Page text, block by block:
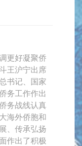
更好凝聚侨
王沪宁出席
书记、国家
务工作作出
务战线认真
海外侨胞和
、传承弘扬
作出了积极